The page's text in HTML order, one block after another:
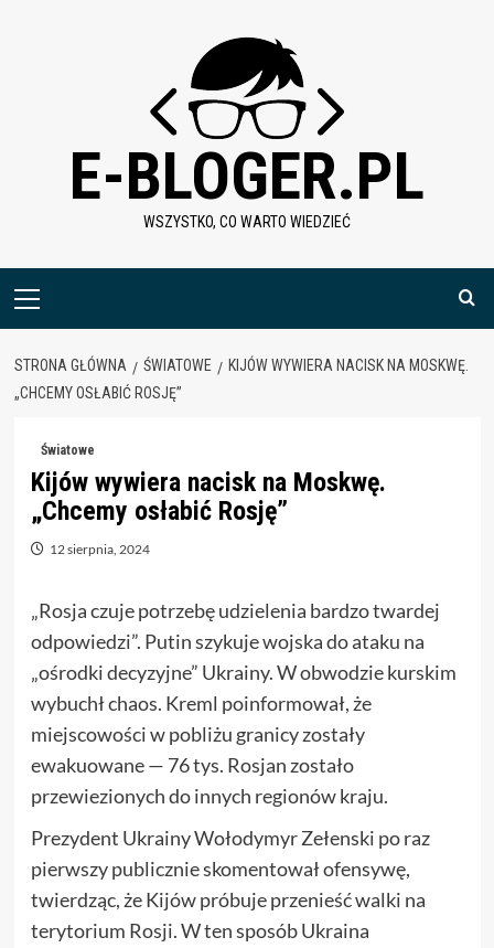
E-BLOGER.PL
WSZYSTKO, CO WARTO WIEDZIEĆ
Menu
STRONA GŁÓWNA ŚWIATOWE
KIJÓW WYWIERA NACISK NA MOSKWĘ.
„CHCEMY OSŁABIĆ ROSJĘ”
Światowe
Kijów wywiera nacisk na Moskwę.
„Chcemy osłabić Rosję”
12 sierpnia, 2024
„Rosja czuje potrzebę udzielenia bardzo twardej
odpowiedzi”. Putin szykuje wojska do ataku na
„ośrodki decyzyjne” Ukrainy. W obwodzie kurskim
wybuchł chaos. Kreml poinformował, że
miejscowości w pobliżu granicy zostały
ewakuowane — 76 tys. Rosjan zostało
przewiezionych do innych regionów kraju.
Prezydent Ukrainy Wołodymyr Zełenski po raz
pierwszy publicznie skomentował ofensywę,
twierdząc, że Kijów próbuje przenieść walki na
terytorium Rosji. W ten sposób Ukraina